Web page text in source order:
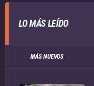
LO MÁS LEÍDO
MÁS NUEVOS